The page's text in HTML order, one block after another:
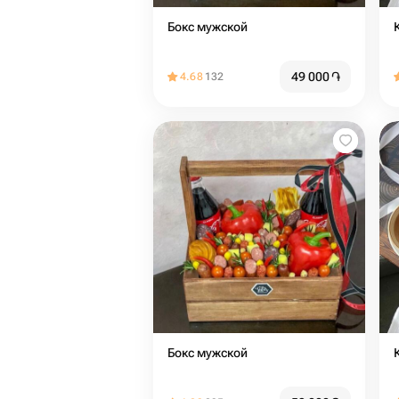
Бокс мужской
4.68 132 49 000֏
Бокс мужской